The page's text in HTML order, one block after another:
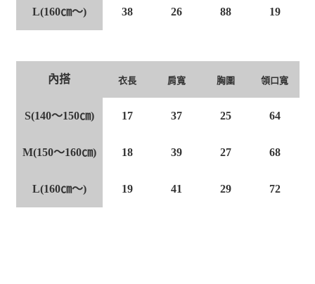
L(160㎝～) 38 26 88 19
內搭 衣長 肩寬 胸圍 領口寬
S(140～150㎝) 17 37 25 64
M(150～160㎝) 18 39 27 68
L(160㎝～) 19 41 29 72